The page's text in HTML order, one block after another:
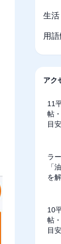
生活
用
アク
11
帖
目安
ラ
「
を
10
帖
目安